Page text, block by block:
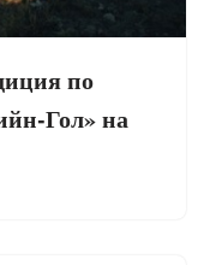
по
Гол» на